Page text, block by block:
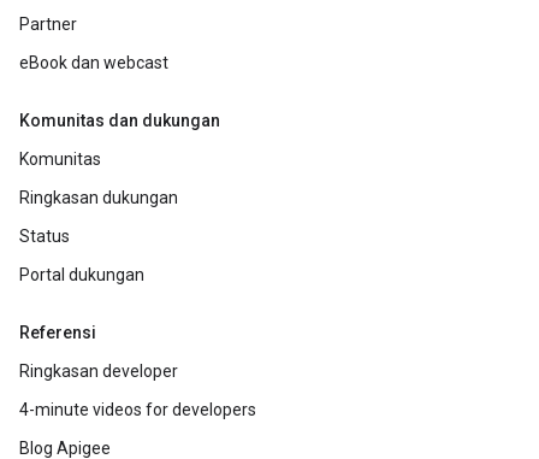
Partner
eBook dan webcast
Komunitas dan dukungan
Komunitas
Ringkasan dukungan
Status
Portal dukungan
Referensi
Ringkasan developer
4-minute videos for developers
Blog Apigee